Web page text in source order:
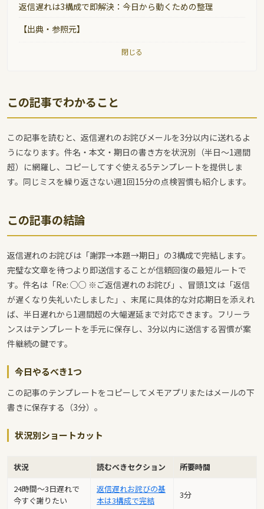
返信遅れは3構成で即解決：今日から動くための整理
【出典・参照元】
閉じる
この記事でわかること
この記事を読むと、返信遅れのお詫びメールを3分以内に送れるよ
うになります。件名・本文・期日の書き方を状況別（半日〜1週間
超）に網羅し、コピーしてすぐ使える5テンプレートを提供しま
す。同じミスを繰り返さない週1回15分の点検習慣も紹介します。
この記事の結論
返信遅れのお詫びは「謝罪→本題→期日」の3構成で完結します。
完璧な文章を待つより即送信することが信頼回復の最短ルートで
す。件名は「Re: ○○ ※ご返信遅れのお詫び」、冒頭1文は「返信
が遅くなり失礼いたしました」、末尾に具体的な対応期日を添えれ
ば、半日遅れから1週間超の大幅遅延まで対応できます。フリーラ
ンスはテンプレートを手元に保存し、3分以内に送信する習慣が案
件継続の鍵です。
今日やるべき1つ
この記事のテンプレートをコピーしてメモアプリまたはメールの下
書きに保存する（3分）。
状況別ショートカット
状況 読むべきセクション
所要時間
24時間〜3日遅れで
今すぐ謝りたい
返信遅れお詫びの基
本は3構成で完結
3分